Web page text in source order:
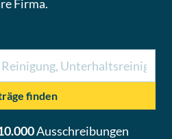
Firma.
finden
Ausschreibungen